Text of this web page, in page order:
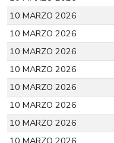
10 MARZO 2026
10 MARZO 2026
10 MARZO 2026
10 MARZO 2026
10 MARZO 2026
10 MARZO 2026
10 MARZO 2026
10 MARZO 2026